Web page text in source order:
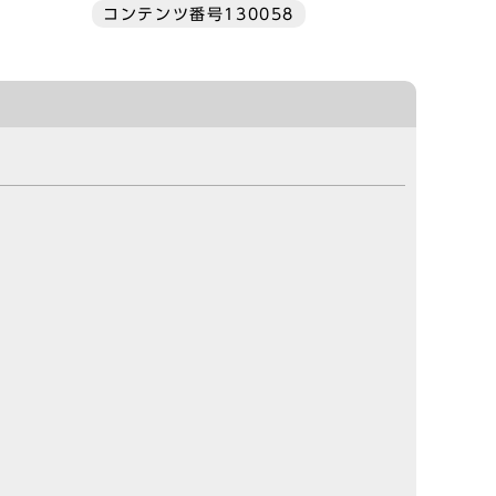
コンテンツ番号130058